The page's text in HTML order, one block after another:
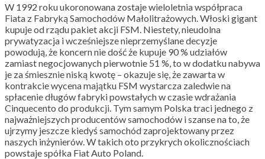
W 1992 roku ukoronowana zostaje wieloletnia współpraca
Fiata z Fabryką Samochodów Małolitrażowych. Włoski gigant
kupuje od rządu pakiet akcji FSM. Niestety, nieudolna
prywatyzacja i wcześniejsze nieprzemyślane decyzje
powodują, że koncern nie dość że kupuje 90 % udziałów
zamiast negocjowanych pierwotnie 51 %, to w dodatku nabywa
je za śmiesznie niską kwotę – okazuje się, że zawarta w
kontrakcie wycena majątku FSM wystarcza zaledwie na
spłacenie długów fabryki powstałych w czasie wdrażania
Cinquecento do produkcji. Tym samym Polska traci jednego z
najważniejszych producentów samochodów i szanse na to, że
ujrzymy jeszcze kiedyś samochód zaprojektowany przez
naszych inżynierów. W takich oto przykrych okolicznościach
powstaje spółka Fiat Auto Poland.